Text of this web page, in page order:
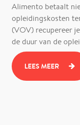
Alimento betaalt
opleidingskosten
(VOV) recupereer
de duur van de
LEES MEER